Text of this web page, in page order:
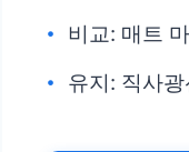
비교: 매트
유지: 직사